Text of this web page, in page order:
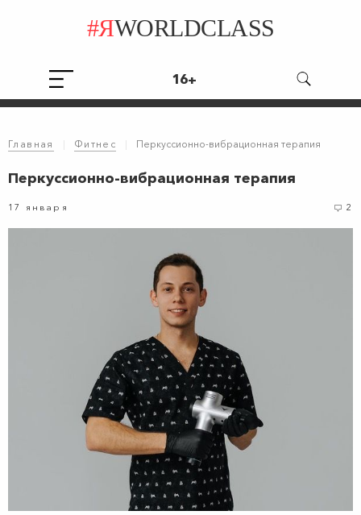
#ЯWORLDCLASS
16+
Главная | Фитнес | Перкуссионно-вибрационная терапия
Перкуссионно-вибрационная терапия
17 января 2